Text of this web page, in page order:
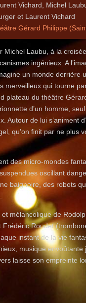
Vichard, Michel
et Laurent Vichard
Gérard Philippe
Michel Laubu, à la
ingénieux. A
un monde derrière
merveilleux qui tourne
plateau du théâtre
d’un homme,
Autour de lui s’animent
qu’on finit par ne plus
des micro-mondes
oscillant
baignoire, des robots
mélancolique de
Roudet
instant de la vie
musique
laisse son empreinte